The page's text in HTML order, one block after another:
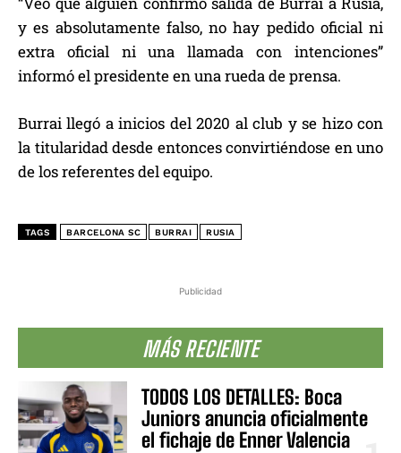
Publicidad
MÁS RECIENTE
TODOS LOS DETALLES: Boca
Juniors anuncia oficialmente
el fichaje de Enner Valencia
y es absolutamente falso, no hay pedido oficial ni
extra oficial ni una llamada con intenciones”
informó el presidente en una rueda de prensa.
Burrai llegó a inicios del 2020 al club y se hizo con
la titularidad desde entonces convirtiéndose en uno
de los referentes del equipo.
TAGS BARCELONA SC BURRAI RUSIA